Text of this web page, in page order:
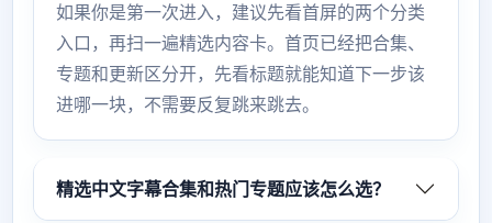
如果你是第一次进入，建议先看首屏的两个分类
入口，再扫一遍精选内容卡。首页已经把合集、
专题和更新区分开，先看标题就能知道下一步该
进哪一块，不需要反复跳来跳去。
精选中文字幕合集和热门专题应该怎么选？